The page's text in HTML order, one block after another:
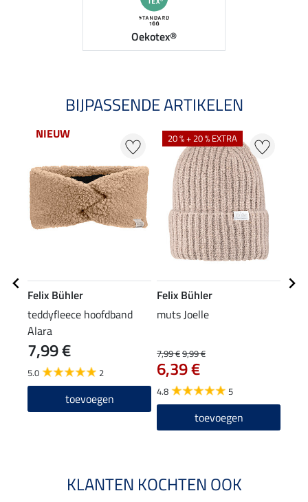
Oekotex®
BIJPASSENDE ARTIKELEN
NIEUW
Felix Bühler
teddyfleece hoofdband
Alara
7,99 €
5.0 2
toevoegen
20 % + 20 % EXTRA
Felix Bühler
muts Joelle
7,99 €9,99 €
6,39 €
4.8 5
toevoegen
KLANTEN KOCHTEN OOK